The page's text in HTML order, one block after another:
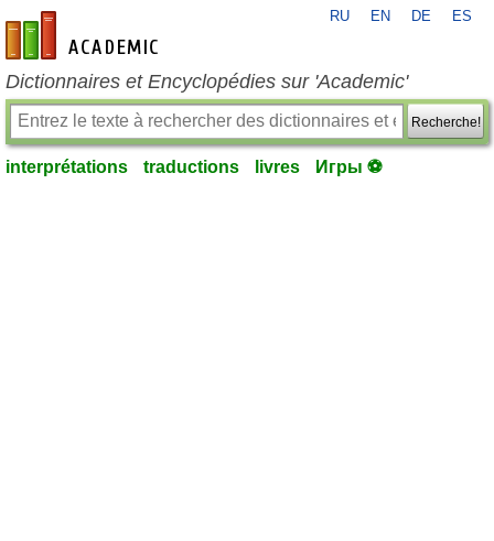
fr-academic.com
RU EN DE ES
Dictionnaires et Encyclopédies sur 'Academic'
Recherche!
interprétations traductions livres Игры ⚽